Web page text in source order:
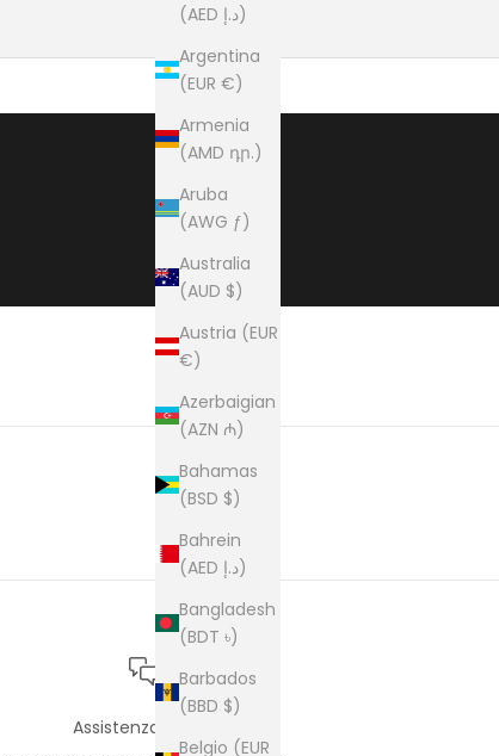
(AED د.إ)
Argentina
(EUR €)
Armenia
(AMD դր.)
Aruba
(AWG ƒ)
Australia
(AUD $)
Austria (EUR
€)
Azerbaigian
(AZN ₼)
Bahamas
(BSD $)
Bahrein
(AED د.إ)
Bangladesh
(BDT ৳)
Barbados
(BBD $)
Belgio (EUR
Assistenza clienti